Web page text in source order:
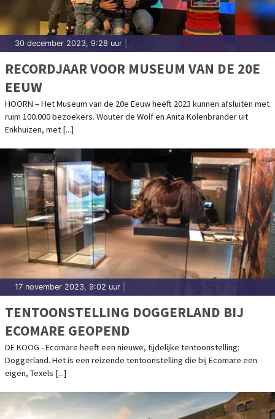
30 december 2023, 9:28 uur
RECORDJAAR VOOR MUSEUM VAN DE 20E
EEUW
HOORN – Het Museum van de 20e Eeuw heeft 2023 kunnen afsluiten met
ruim 100.000 bezoekers. Wouter de Wolf en Anita Kolenbrander uit
Enkhuizen, met [...]
17 november 2023, 9:02 uur
TENTOONSTELLING DOGGERLAND BIJ
ECOMARE GEOPEND
DE KOOG - Ecomare heeft een nieuwe, tijdelijke tentoonstelling:
Doggerland. Het is een reizende tentoonstelling die bij Ecomare een
eigen, Texels [...]